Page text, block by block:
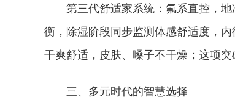
第三代舒适家系统：氟系直控，
衡，除湿阶段同步监测体感舒适度，
干爽舒适，皮肤、嗓子不干燥；这项
三、多元时代的智慧选择